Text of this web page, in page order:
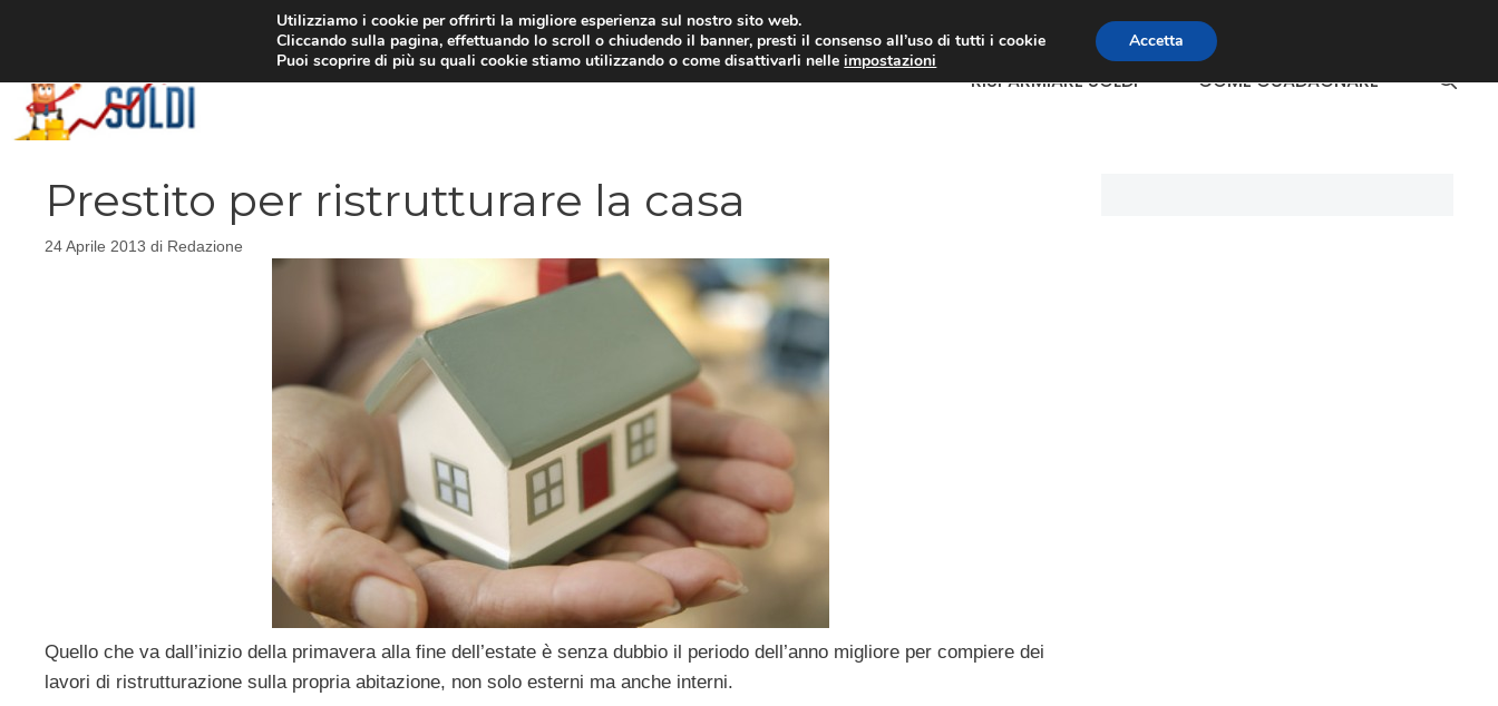
RISPARMIARE SOLDI COME GUADAGNARE
Prestito per ristrutturare la casa
24 Aprile 2013 di Redazione
Quello che va dall’inizio della primavera alla fine dell’estate è senza dubbio il periodo dell’anno migliore per compiere dei
lavori di ristrutturazione sulla propria abitazione, non solo esterni ma anche interni.
Utilizziamo i cookie per offrirti la migliore esperienza sul nostro sito web.
Cliccando sulla pagina, effettuando lo scroll o chiudendo il banner, presti il consenso all’uso di tutti i cookie
Puoi scoprire di più su quali cookie stiamo utilizzando o come disattivarli nelleimpostazioni
Accetta